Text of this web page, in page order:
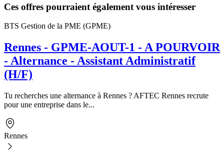
Ces offres pourraient également vous intéresser
BTS Gestion de la PME (GPME)
Rennes - GPME-AOUT-1 - A POURVOIR
- Alternance - Assistant Administratif
(H/F)
Tu recherches une alternance à Rennes ? AFTEC Rennes recrute
pour une entreprise dans le...
Rennes